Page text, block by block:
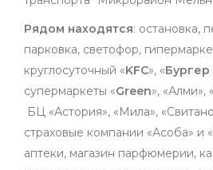
Рядом находятся: остановка,
парковка, светофор,
круглосуточный «KFC», «Бургер
супермаркеты «Green», «Алми»,
БЦ «Астория», «Мила»,
страховые компании «Асоба» и
аптеки, магазин парфюмерии,